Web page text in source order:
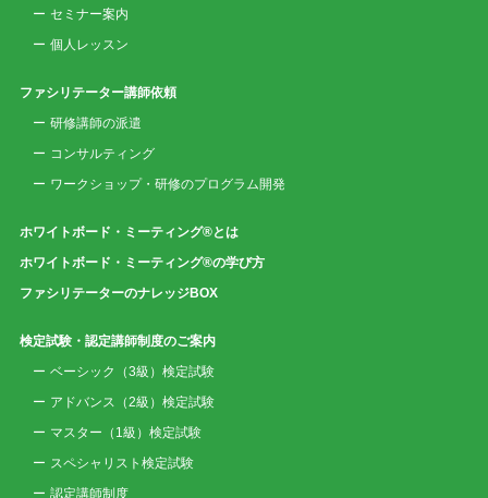
セミナー案内
個人レッスン
ファシリテーター講師依頼
研修講師の派遣
コンサルティング
ワークショップ・研修のプログラム開発
ホワイトボード・ミーティング®とは
ホワイトボード・ミーティング®の学び方
ファシリテーターのナレッジBOX
検定試験・認定講師制度のご案内
ベーシック（3級）検定試験
アドバンス（2級）検定試験
マスター（1級）検定試験
スペシャリスト検定試験
認定講師制度